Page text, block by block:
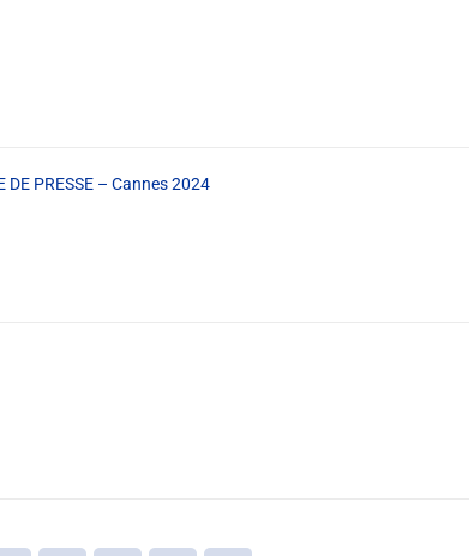
DE PRESSE – Cannes 2024